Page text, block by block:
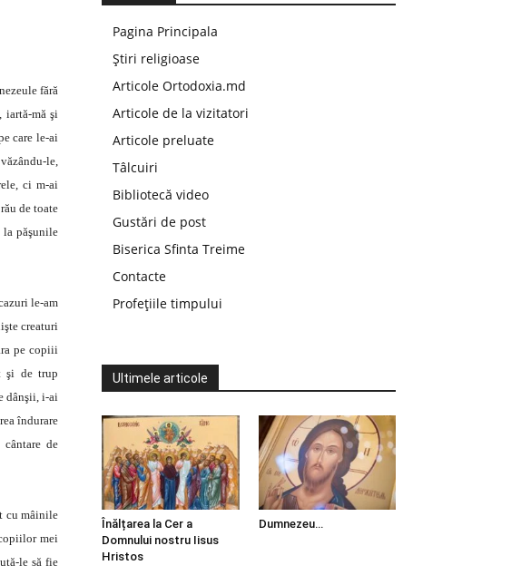
fără
iartă-mă şi
care le-ai
le,
ci m-ai
de toate
la păşunile
le-am
creaturi
pe copiii
şi de trup
dânşii, i-ai
îndurare
cântare de
cu mâinile
mei
le să fie
Pagina Principala
Știri religioase
Articole Ortodoxia.md
Articole de la vizitatori
Articole preluate
Tâlcuiri
Bibliotecă video
Gustări de post
Biserica Sfinta Treime
Contacte
Profețiile timpului
Ultimele articole
Înălțarea la Cer a
Domnului nostru Iisus
Hristos
Dumnezeu…